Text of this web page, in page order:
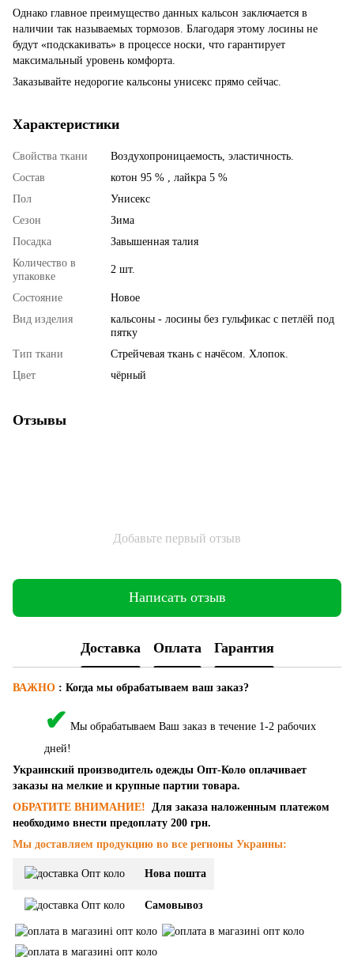
Однако главное преимущество данных кальсон заключается в
наличии так называемых тормозов. Благодаря этому лосины не
будут «подскакивать» в процессе носки, что гарантирует
максимальный уровень комфорта.
Заказывайте недорогие кальсоны унисекс прямо сейчас.
Характеристики
Свойства ткани
Воздухопроницаемость, эластичность.
Состав
котон 95 % , лайкра 5 %
Пол
Унисекс
Сезон
Зима
Посадка
Завышенная талия
Количество в
упаковке
2 шт.
Состояние
Новое
Вид изделия
кальсоны - лосины без гульфикас с петлёй под
пятку
Тип ткани
Стрейчевая ткань с начёсом. Хлопок.
Цвет
чёрный
Отзывы
Добавьте первый отзыв
Написать отзыв
Доставка Оплата Гарантия
ВАЖНО : Когда мы обрабатываем ваш заказ?
✔ Мы обрабатываем Ваш заказ в течение 1-2 рабочих
дней!
Украинский производитель одежды Опт-Коло оплачивает
заказы на мелкие и крупные партии товара.
ОБРАТИТЕ ВНИМАНИЕ!
Для заказа наложенным платежом
необходимо внести предоплату 200 грн.
Мы доставляем продукцию во все регионы Украины:
Нова пошта
Самовывоз